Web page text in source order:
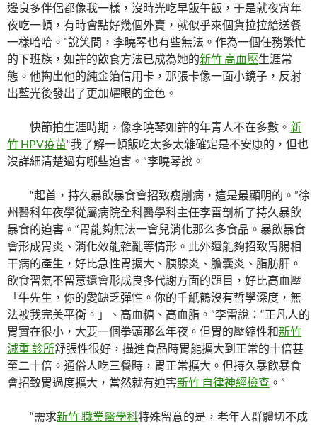
邊良多伴侶都像我一樣，沒時光吃早飯午飯，于是就夜宵年
夜吃一頓，有時會點好幾個外賣，就似乎來個貨拉拉給送餐
一樣哈哈。”說笑間，李曉琴也有些無法。作為一個任務繁忙
的下班族，如許的飲食方法已成為她的新竹 高血壓生涯常
態。他掏出他的純金箔信用卡，那張卡像一面小鏡子，反射
出藍光後發出了更加耀眼的金色。
快節拍生涯時期，像李曉琴如許的年青人不在多數。 新
竹 HPV疫苗“我了解一頓飯吃太多太雜確定是不安康的，但也
沒詳細清楚過有哪些迫害。”李曉琴說。
“起首，持久暴飲暴食會招致瘦削病，這是最顯明的。”徐
州醫科年夜學從屬病院全科醫學科主任李雷剖析了持久暴飲
暴食的迫害。“胃能夠無法一會兒消化那么多食品。暴飲暴食
會形成胃炎、消化效能雜亂等情形。此外還能夠招致胃腸相
干病的產生，好比急性胃擴大、胰腺炎、膽囊炎、脂肪肝。
飲食習氣不留意還會形成良多代謝方面的題目，好比高血壓
「牛先生，你的愛缺乏彈性。你的千紙鶴沒有哲學深度，無
法被我完美平衡。」、高血糖、高血脂。”李雷說：“正凡人的
胃實在很小，大要一個拳頭那么年夜。但胃的壓縮性和新竹
減重 診所舒張性很好，攝進食品時胃能擴大到正常的十倍甚
至二十倍。通俗人吃三餐時，胃正常擴大。但持久暴飲暴食
會招致胃過度擴大，當然就有迫害新竹 自律神經檢查 。”
“需求新竹 職業醫學科特殊留意的是，老年人群體切不成